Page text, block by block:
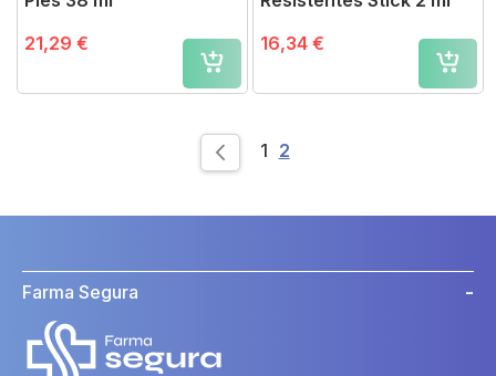
21,29 €
16,34 €
Page Page
Previous
Page
1 You're currently
2
Farma Segura